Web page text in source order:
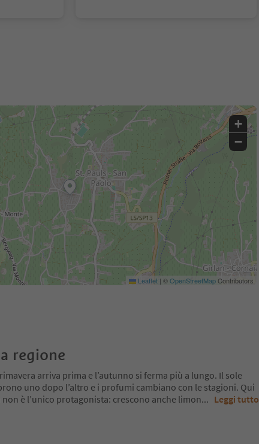
+
−
Leaflet | ©OpenStreetMapContributors
regione
arriva prima e l’autunno si ferma più a lungo. Il sole
uno dopo l’altro e i profumi cambiano con le stagioni. Qui
è l’unico protagonista: crescono anche limon... Leggi tutto